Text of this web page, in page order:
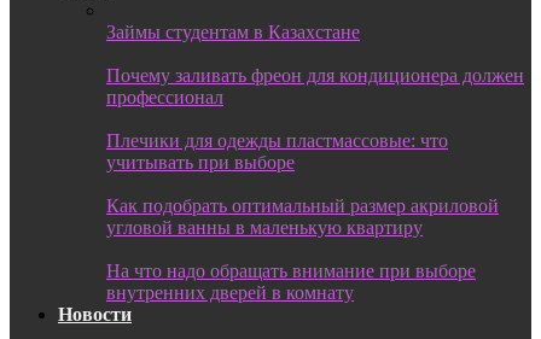
Займы студентам в Казахстане
Почему заливать фреон для кондиционера должен
профессионал
Плечики для одежды пластмассовые: что
учитывать при выборе
Как подобрать оптимальный размер акриловой
угловой ванны в маленькую квартиру
На что надо обращать внимание при выборе
внутренних дверей в комнату
Новости